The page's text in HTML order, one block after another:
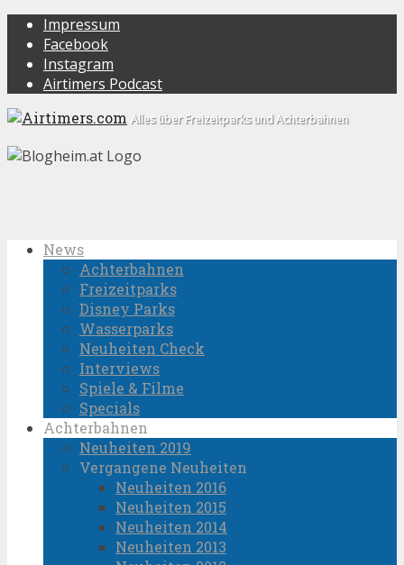
Impressum
Facebook
Instagram
Airtimers Podcast
Alles über Freizeitparks und Achterbahnen
News
Achterbahnen
Freizeitparks
Disney Parks
Wasserparks
Neuheiten Check
Interviews
Spiele & Filme
Specials
Achterbahnen
Neuheiten 2019
Vergangene Neuheiten
Neuheiten 2016
Neuheiten 2015
Neuheiten 2014
Neuheiten 2013